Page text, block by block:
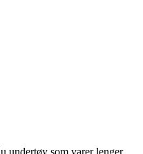
undertøy som varer lenger